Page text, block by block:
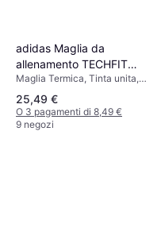
adidas Maglia da
allenamento TECHFIT
Compression Long Sleeve -
Black
Maglia Termica, Tinta unita,
Elastane/Lycra/Spandex
25,49 €
O 3 pagamenti di 8,49 €
9 negozi